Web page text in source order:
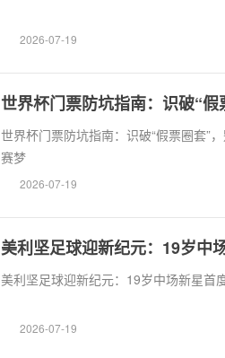
2026-07-19
世界杯门票防坑指南：识破“
世界杯门票防坑指南：识破“假票圈套”
赛梦
2026-07-19
美利坚足球迎新纪元：19岁中
美利坚足球迎新纪元：19岁中场新星首
2026-07-19